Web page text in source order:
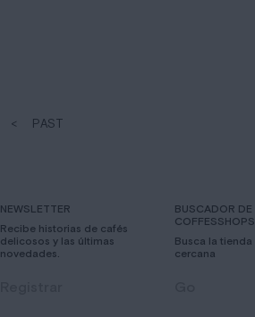
< PAST
NEWSLETTER
Recibe historias de cafés
delicosos y las últimas
novedades.
BUSCADOR DE
COFFESSHOPS
Busca la tienda
cercana